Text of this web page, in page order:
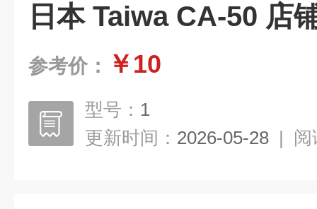
日本 Taiwa CA-50 店
参考价： ￥10
型号： 1
更新时间： 2026-05-28 | 阅